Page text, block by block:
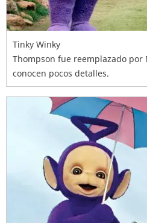
Tinky Winky
Thompson fue reemplazado por
conocen pocos detalles.